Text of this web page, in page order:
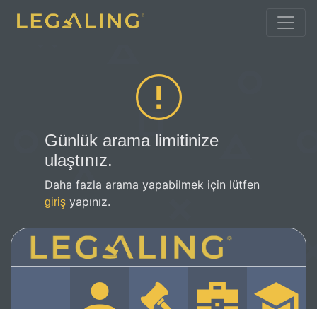
Günlük arama limitinize
ulaştınız.
Daha fazla arama yapabilmek için lütfen
giriş yapınız.